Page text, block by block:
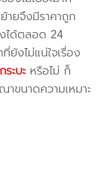
ายจึงมีราคาถูก
ได้ตลอด 24
ยังไม่แน่ใจเรื่อง
ระบะ หรือไม่ ก็
าขนาดความเหมาะ